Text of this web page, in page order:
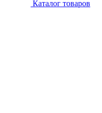
Каталог товаров